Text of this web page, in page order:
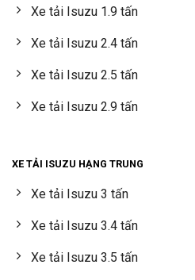
Xe tải Isuzu 1.9 tấn
Xe tải Isuzu 2.4 tấn
Xe tải Isuzu 2.5 tấn
Xe tải Isuzu 2.9 tấn
XE TẢI ISUZU HẠNG TRUNG
Xe tải Isuzu 3 tấn
Xe tải Isuzu 3.4 tấn
Xe tải Isuzu 3.5 tấn